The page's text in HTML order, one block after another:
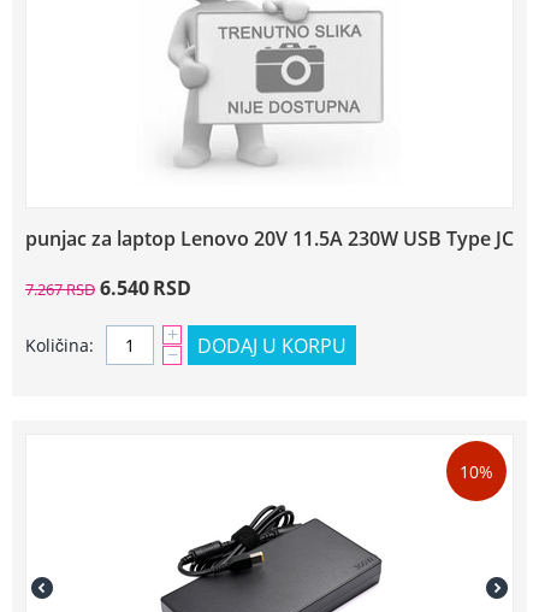
punjac za laptop Lenovo 20V 11.5A 230W USB Type JC
7.267RSD 6.540RSD
Količina: +
− DODAJ U KORPU
10%